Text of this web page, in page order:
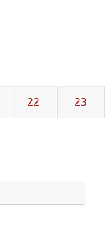
22 23